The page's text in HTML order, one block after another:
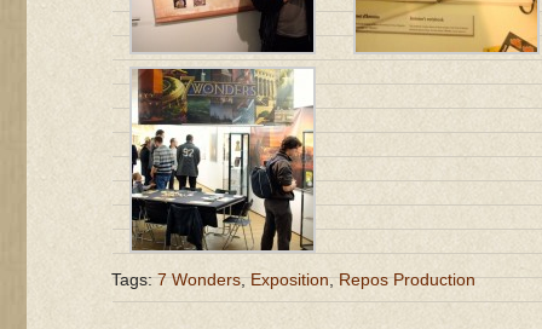
Tags:7 Wonders,Exposition,Repos Production